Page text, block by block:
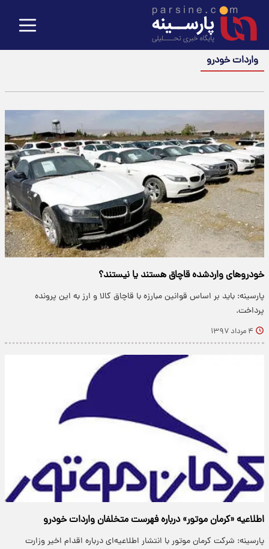
واردات خودرو
خودرو‌های واردشده قاچاق هستند یا نیستند؟
پارسینه: باید بر اساس قوانین مبارزه با قاچاق کالا و ارز به این پرونده
پرداخت.
۴ مرداد ۱۳۹۷
اطلاعیه «کرمان موتور» درباره فهرست متخلفان واردات خودرو
پارسینه: شرکت کرمان موتور با انتشار اطلاعیه‌ای درباره اقدام اخیر وزارت